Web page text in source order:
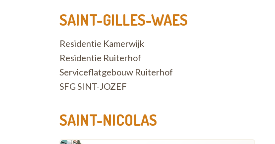
SAINT-GILLES-WAES
Residentie Kamerwijk
Residentie Ruiterhof
Serviceflatgebouw Ruiterhof
SFG SINT-JOZEF
SAINT-NICOLAS